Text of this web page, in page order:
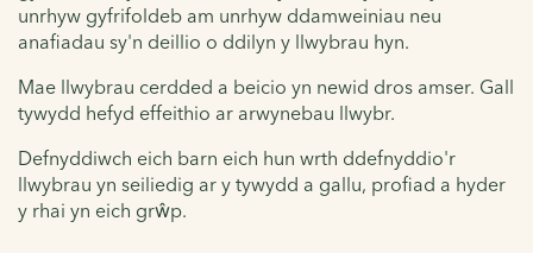
unrhyw gyfrifoldeb am unrhyw ddamweiniau neu
anafiadau sy'n deillio o ddilyn y llwybrau hyn.
Mae llwybrau cerdded a beicio yn newid dros amser. Gall
tywydd hefyd effeithio ar arwynebau llwybr.
Defnyddiwch eich barn eich hun wrth ddefnyddio'r
llwybrau yn seiliedig ar y tywydd a gallu, profiad a hyder
y rhai yn eich grŵp.